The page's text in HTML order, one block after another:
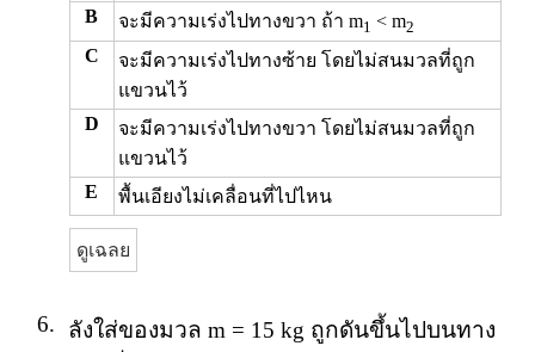
B จะมีความเร่งไปทางขวา ถ้า m1 < m2
C
จะมีความเร่งไปทางซ้าย โดยไม่สนมวลที่ถูก
แขวนไว้
D
จะมีความเร่งไปทางขวา โดยไม่สนมวลที่ถูก
แขวนไว้
E
พื้นเอียงไม่เคลื่อนที่ไปไหน
ดูเฉลย
6.
ลังใส่ของมวล m = 15 kg ถูกดันขึ้นไปบนทาง